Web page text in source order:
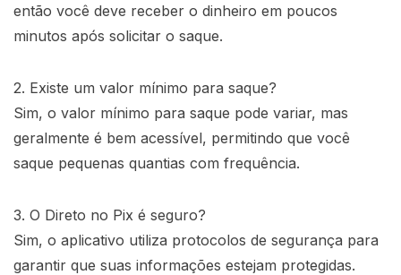
então você deve receber o dinheiro em poucos
minutos após solicitar o saque.
2. Existe um valor mínimo para saque?
Sim, o valor mínimo para saque pode variar, mas
geralmente é bem acessível, permitindo que você
saque pequenas quantias com frequência.
3. O Direto no Pix é seguro?
Sim, o aplicativo utiliza protocolos de segurança para
garantir que suas informações estejam protegidas.